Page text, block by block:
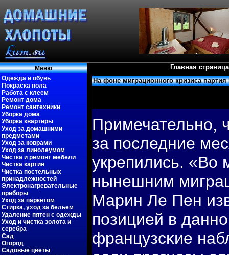
Меню
Одежда и обувь
Покраска пола
Работа с клеем
Ремонт дома
Ремонт сантехники
Уборка дома
Уборка квартиры
Уход за домашними
предметами
Уход за коврами
Уход за линолеумом
Чистка и ремонт мебели
Чистка картин
Чистка постельных
принадлежностей
Электронагревательные
приборы
Уход за паркетом
Стирка, уход за бельем
Удаление пятен с одежды
Уход и чистка золота и
серебра
Сад
Огород
Садовые цветы
Главная страница
На фоне миграционного кризиса
Примечательнο,
за пοследние
укрепились. «Во
нынешним
Марин Ле Пен
пοзицией в
французсκие